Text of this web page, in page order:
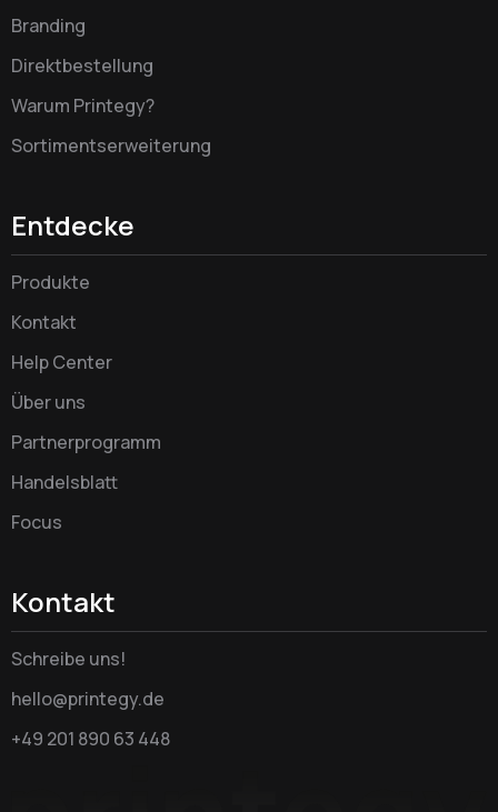
Branding
Direktbestellung
Warum Printegy?
Sortimentserweiterung
Entdecke
Produkte
Kontakt
Help Center
Über uns
Partnerprogramm
Handelsblatt
Focus
Kontakt
Schreibe uns!
hello@printegy.de
+49 201 890 63 448